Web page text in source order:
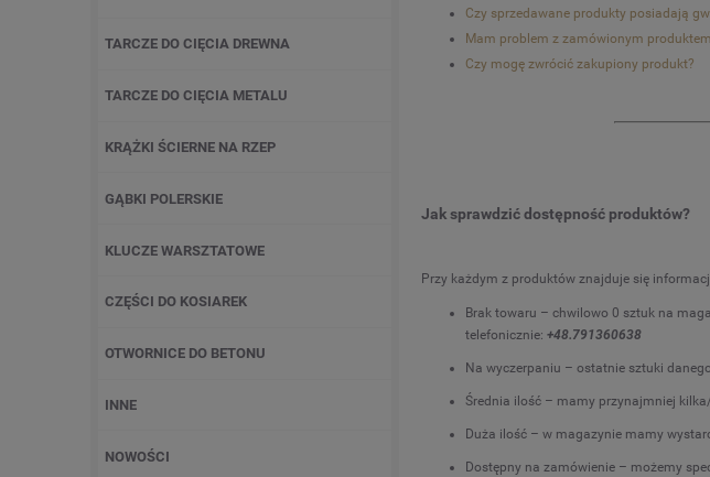
TARCZE DO CIĘCIA DREWNA
TARCZE DO CIĘCIA METALU
KRĄŻKI ŚCIERNE NA RZEP
GĄBKI POLERSKIE
KLUCZE WARSZTATOWE
CZĘŚCI DO KOSIAREK
OTWORNICE DO BETONU
INNE
NOWOŚCI
Czy sprzedawane produkty posiadają
Mam problem z zamówionym
Czy mogę zwrócić zakupiony produkt?
Jak sprawdzić dostępność produktów?
Przy każdym z produktów znajduje się
Brak towaru – chwilowo 0 sztuk na
telefonicznie: +48.791360638
Na wyczerpaniu – ostatnie sztuki
Średnia ilość – mamy przynajmniej
Duża ilość – w magazynie mamy
Dostępny na zamówienie – możemy